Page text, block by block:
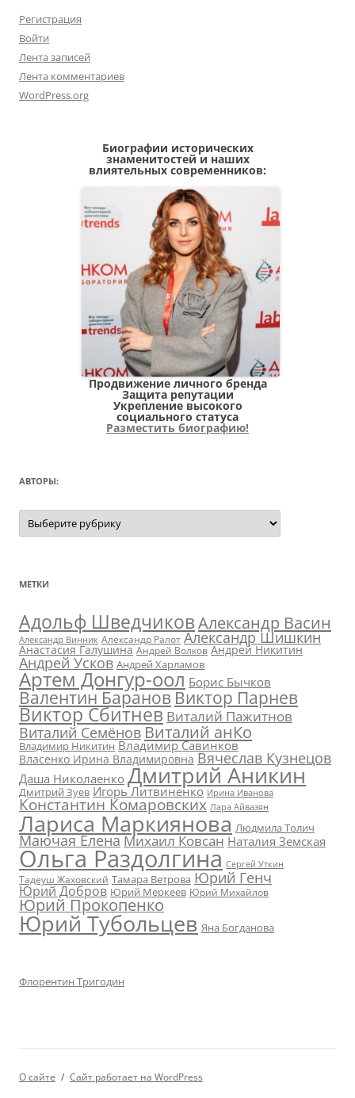
Регистрация
Войти
Лента записей
Лента комментариев
WordPress.org
Биографии исторических
знаменитостей и наших
влиятельных современников:
Продвижение личного бренда
Защита репутации
Укрепление высокого
социального статуса
Разместить биографию!
АВТОРЫ:
Авторы:
МЕТКИ
Адольф ШведчиковАлександр Васин
Александр Винник Александр Ралот Александр Шишкин
Анастасия Галушина Андрей Волков Андрей Никитин
Андрей Усков Андрей Харламов
Артем Донгур-оол Борис Бычков
Валентин БарановВиктор Парнев
Виктор Сбитнев Виталий Пажитнов
Виталий СемёновВиталий анКо
Владимир Никитин Владимир Савинков
Власенко Ирина Владимировна Вячеслав Кузнецов
Даша Николаенко Дмитрий Аникин
Дмитрий Зуев Игорь Литвиненко Ирина Иванова
Константин Комаровских Лара Айвазян
Лариса Маркиянова Людмила Толич
Маючая ЕленаМихаил Ковсан Наталия Земская
Ольга Раздолгина Сергей Уткин
Тадеуш Жаховский Тамара Ветрова Юрий Генч
Юрий Добров Юрий Меркеев Юрий Михайлов
Юрий Прокопенко
Юрий Тубольцев Яна Богданова
Флорентин Тригодин
О сайте Сайт работает на WordPress